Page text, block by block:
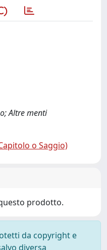
Altre menti
o Saggio)
prodotto.
da copyright e
diversa